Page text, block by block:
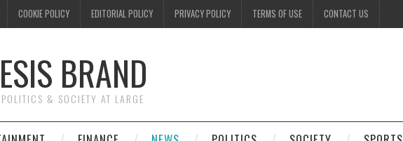
COOKIE POLICY EDITORIAL POLICY PRIVACY POLICY TERMS OF USE CONTACT US
BRAND
& SOCIETY AT LARGE